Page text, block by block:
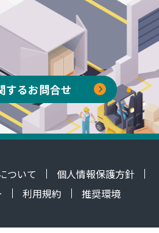
するお問合せ
ついて
個人情報保護方針
利用規約 推奨環境